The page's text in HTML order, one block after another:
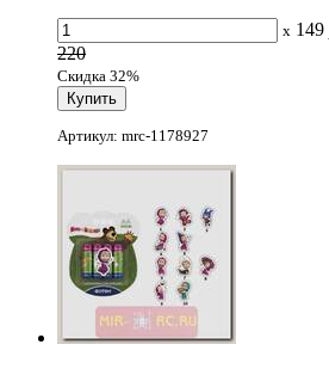
x 149
220
Скидка 32%
Артикул: mrc-1178927